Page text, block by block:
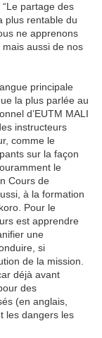
“Le partage des
plus rentable du
ne apprenons
mais aussi de nos
principale
la plus parlée au
d’EUTM MALI
instructeurs
comme le
sur la façon
le
Cours de
à la formation
Pour le
est apprendre
une
si
de la mission.
déjà avant
des
(en anglais,
les dangers les